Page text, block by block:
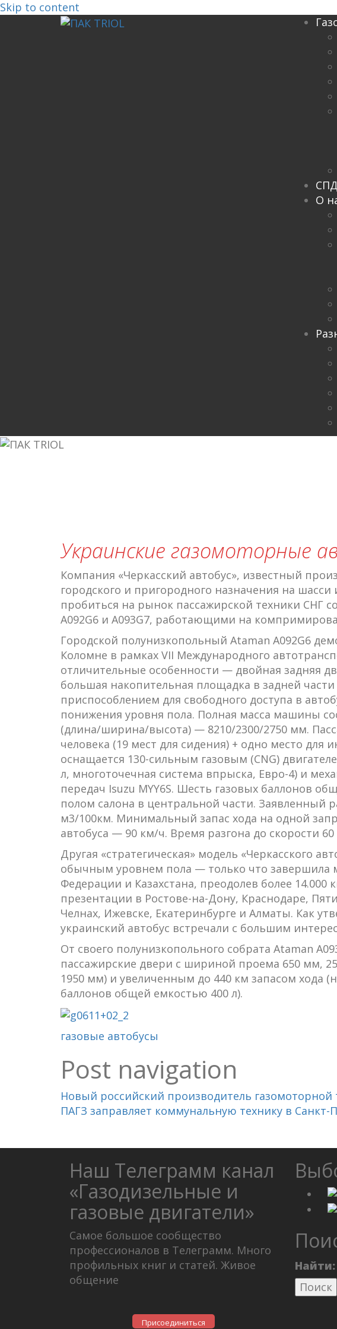
Skip to content
СПД
О
Украинские газомоторные
Компания «Черкасский автобус», известный
городского и пригородного назначения на шасси
пробиться на рынок пассажирской техники СНГ
А092G6 и А093G7, работающими на
Городской полунизкопольный Ataman А092G6
Коломне в рамках VII Международного
отличительные особенности — двойная задняя
большая накопительная площадка в задней
приспособлением для свободного доступа в
понижения уровня пола. Полная масса машины
(длина/ширина/высота) — 8210/2300/2750 мм.
человека (19 мест для сидения) + одно место для
оснащается 130-сильным газовым (CNG)
л, многоточечная система впрыска, Евро-4) и
передач Isuzu MYY6S. Шесть газовых баллонов
полом салона в центральной части. Заявленный
м3/100км. Минимальный запас хода на одной
автобуса — 90 км/ч. Время разгона до скорости
Другая «стратегическая» модель «Черкасского
обычным уровнем пола — только что завершила
Федерации и Казахстана, преодолев более 14.000
презентации в Ростове-на-Дону, Краснодаре,
Челнах, Ижевске, Екатеринбурге и Алматы. Как
украинский автобус встречали с большим
От своего полунизкопольного собрата Ataman
пассажирские двери с шириной проема 650 мм,
1950 мм) и увеличенным до 440 км запасом хода
баллонов общей емкостью 400 л).
газовые автобусы
Post navigation
Новый российский производитель газомоторной
ПАГЗ заправляет коммунальную технику в Санкт-
Наш Телеграмм канал
«Газодизельные и
газовые двигатели»
Самое большое сообщество
профессионалов в Телеграмм. Много
профильных книг и статей. Живое
общение
Присоединиться
Найти: